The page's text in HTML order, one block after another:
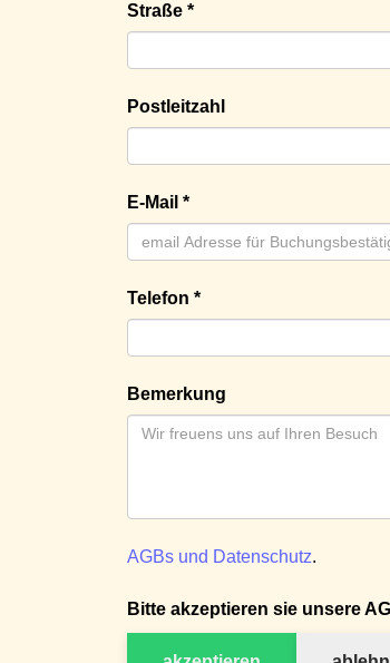
Straße *
Postleitzahl
E-Mail *
Telefon *
Bemerkung
AGBs und Datenschutz.
Bitte akzeptieren sie unsere